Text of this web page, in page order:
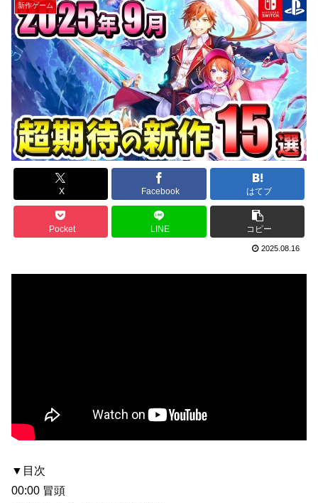
新作ゲーム
X Facebook はてブ
Pocket LINE コピー
2025.08.16
▼目次
00:00 冒頭